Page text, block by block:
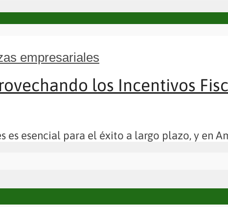
empresariales
los Incentivos
esencial para el éxito a largo plazo, y en